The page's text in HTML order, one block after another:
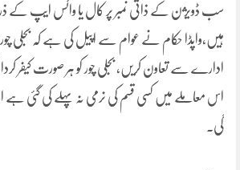
سب ڈویژن کے ذاتی نمبر پر کال یا واٹس ایپ کے
ہیں،واپڈا حکام نے عوام سے اپیل کی ہے کہ بجلی
ادارے سے تعاون کریں، بجلی چور کو ہر صورت کیفر
اس معاملے میں کسی قسم کی نرمی نہ پہلے کی گئی ہے
گی۔